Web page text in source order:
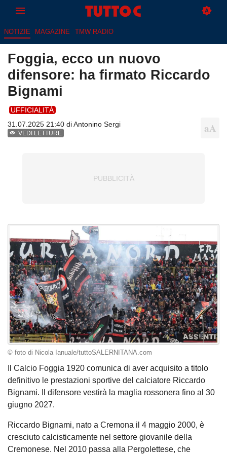
NOTIZIE MAGAZINE TMW RADIO
Foggia, ecco un nuovo
difensore: ha firmato Riccardo
Bignami
UFFICIALITÀ
31.07.2025 21:40 diAntonino Sergi
VEDI LETTURE
© foto di Nicola Ianuale/tuttoSALERNITANA.com
Il Calcio Foggia 1920 comunica di aver acquisito a titolo
definitivo le prestazioni sportive del calciatore Riccardo
Bignami. Il difensore vestirà la maglia rossonera fino al 30
giugno 2027.
Riccardo Bignami, nato a Cremona il 4 maggio 2000, è
cresciuto calcisticamente nel settore giovanile della
Cremonese. Nel 2010 passa alla Pergolettese, che